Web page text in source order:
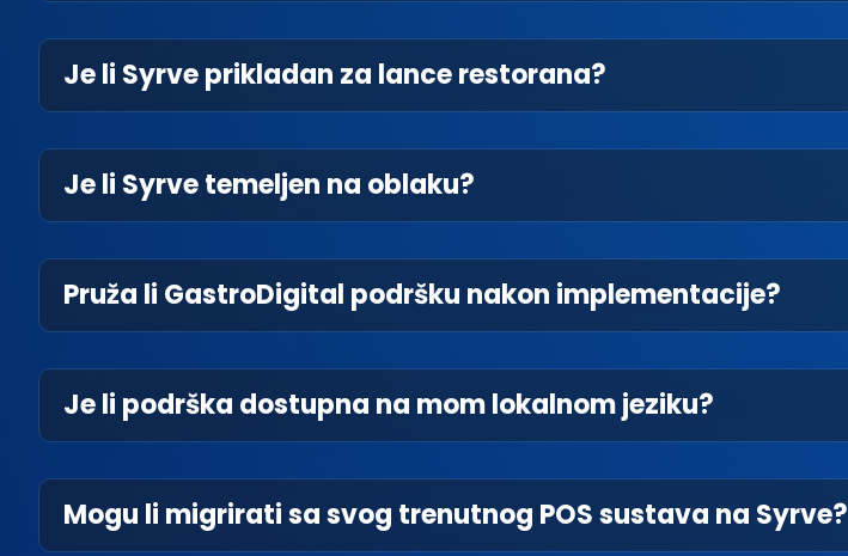
Je li Syrve prikladan za lance restorana?
Je li Syrve temeljen na oblaku?
Pruža li GastroDigital podršku nakon implementacije?
Je li podrška dostupna na mom lokalnom jeziku?
Mogu li migrirati sa svog trenutnog POS sustava na Syrve?